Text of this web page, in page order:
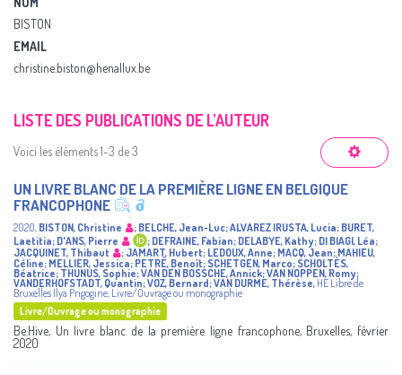
BISTON
EMAIL
christine.biston@henallux.be
LISTE DES PUBLICATIONS DE L’AUTEUR
Voici les éléments 1-3 de 3
UN LIVRE BLANC DE LA PREMIÈRE LIGNE EN BELGIQUE
FRANCOPHONE
2020, BISTON, Christine ; BELCHE, Jean-Luc;ALVAREZ IRUSTA, Lucia; BURET,
Laetitia; D'ANS, Pierre ; DEFRAINE, Fabian; DELABYE, Kathy; DI BIAGI, Léa;
JACQUINET, Thibaut
; JAMART, Hubert; LEDOUX, Anne; MACQ, Jean; MAHIEU,
Céline; MELLIER, Jessica; PETRÉ, Benoît; SCHETGEN, Marco; SCHOLTÈS,
Béatrice; THUNUS, Sophie;VAN DEN BOSSCHE, Annick;VAN NOPPEN, Romy;
VANDERHOFSTADT, Quantin;VOZ, Bernard;VAN DURME, Thérèse, HE Libre de
Bruxelles Ilya Prigogine, Livre/Ouvrage ou monographie
Livre/Ouvrage ou monographie
Be.Hive, Un livre blanc de la première ligne francophone, Bruxelles, février
2020